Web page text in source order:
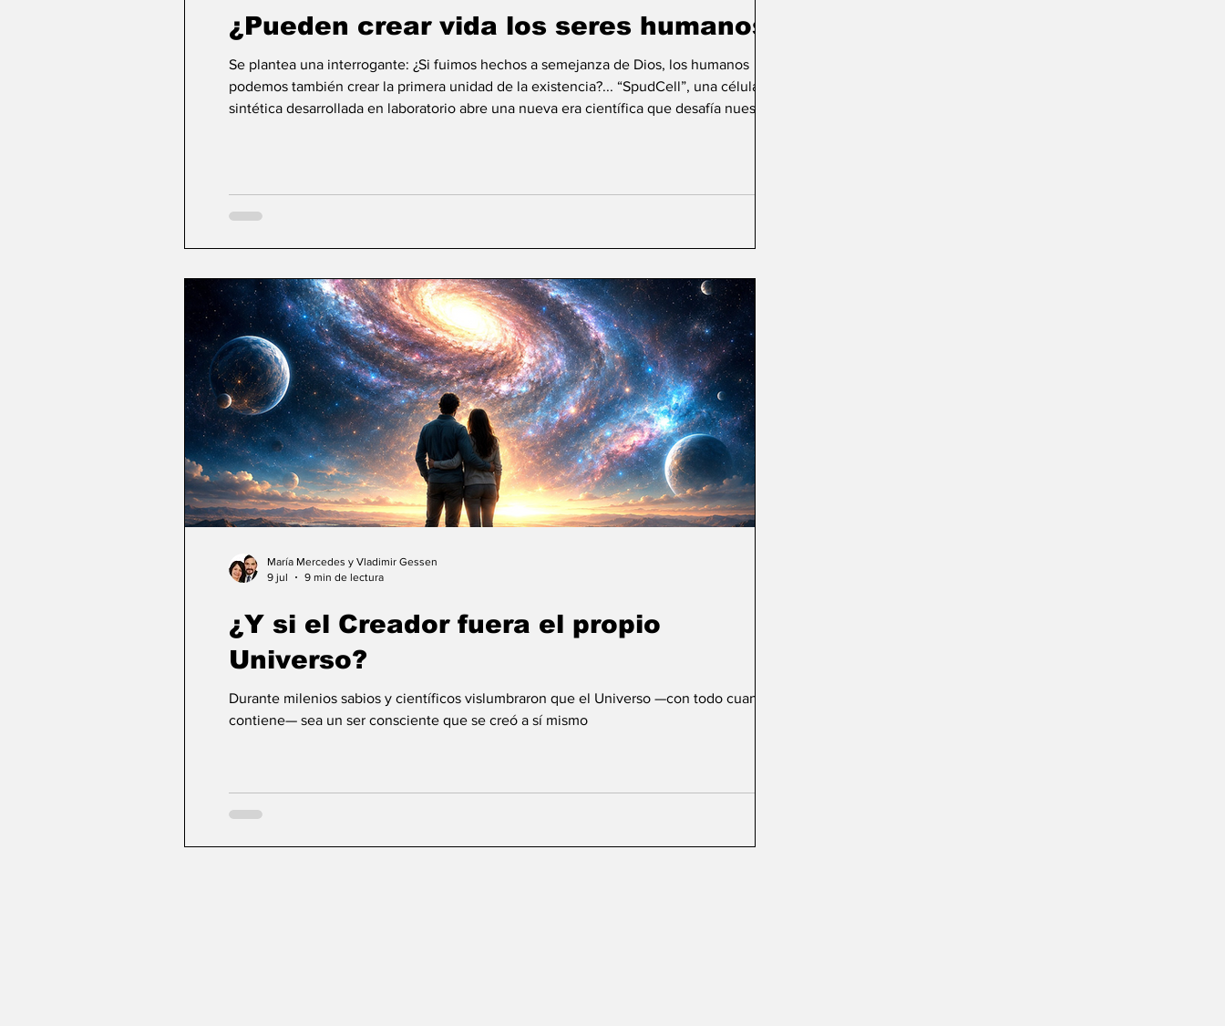
¿Pueden crear vida los seres humanos?
Se plantea una interrogante: ¿Si fuimos hechos a semejanza de Dios, los humanos
podemos también crear la primera unidad de la existencia?... “SpudCell”, una célula
sintética desarrollada en laboratorio abre una nueva era científica que desafía nuestras
¿Y si el Creador fuera el propio
Universo?
Durante milenios sabios y científicos vislumbraron que el Universo —con todo cuanto
contiene— sea un ser consciente que se creó a sí mismo
María Mercedes y Vladimir Gessen
9 jul
9 min de lectura